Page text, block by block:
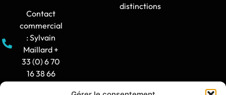
Contact
commercial
: Sylvain
Maillard +
33 (0) 6 70
16 38 66
distinctions